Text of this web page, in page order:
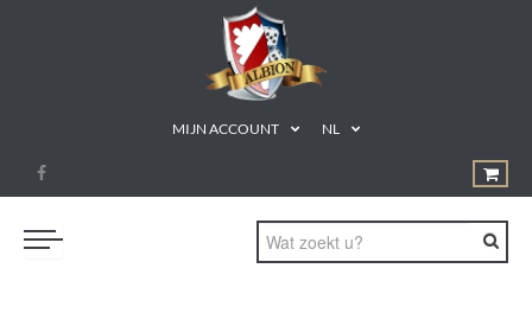
MIJN ACCOUNT NL